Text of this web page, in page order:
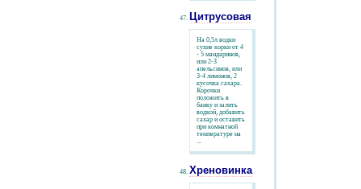
Цитрусовая
На 0,5л водки
сухие корки от 4
- 5 мандаринов,
или 2-3
апельсинов, или
3-4 лимонов, 2
кусочка сахара.
Корочки
положить в
банку и залить
водкой, добавить
сахар и оставить
при комнатной
температуре на
...
Хреновинка